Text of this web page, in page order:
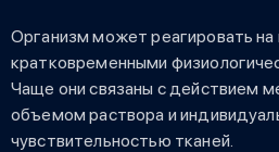
Организм может реагировать
кратковременными
Чаще они связаны с действием
объемом раствора и
чувствительностью тканей.